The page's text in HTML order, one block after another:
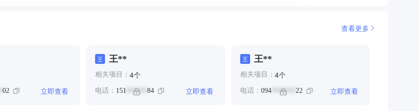
查看更多
02 立即查看
王 王**
相关项目： 4个
电话： 151 ****** 84 立即查看
王 王**
相关项目： 4个
电话： 094******* 22 立即查看